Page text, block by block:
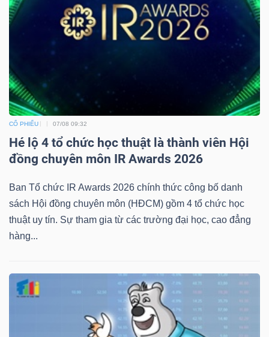
CỔ PHIẾU 07/08 09:32
Hé lộ 4 tổ chức học thuật là thành viên Hội
đồng chuyên môn IR Awards 2026
Ban Tổ chức IR Awards 2026 chính thức công bố danh
sách Hội đồng chuyên môn (HĐCM) gồm 4 tổ chức học
thuật uy tín. Sự tham gia từ các trường đại học, cao đẳng
hàng...